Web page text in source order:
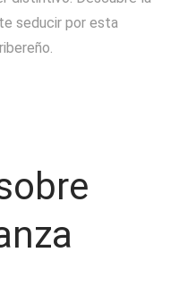
seducir por esta